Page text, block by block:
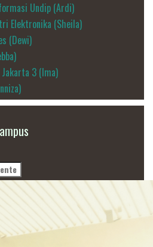
Undip (Ardi)
Elektronika (Sheila)
(Dewi)
3 (Ima)